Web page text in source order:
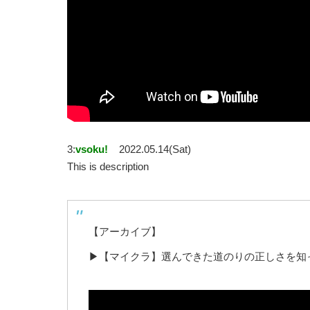
3:vsoku!
2022.05.14(Sat)
This is description
【アーカイブ】
▶【マイクラ】選んできた道のりの正しさを知